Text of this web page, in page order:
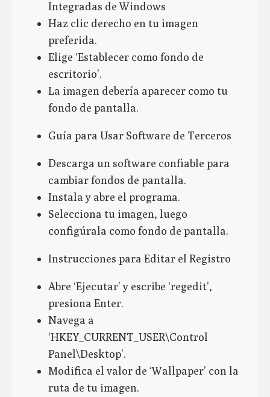
Integradas de Windows
Haz clic derecho en tu imagen
preferida.
Elige ‘Establecer como fondo de
escritorio’.
La imagen debería aparecer como tu
fondo de pantalla.
Guía para Usar Software de Terceros
Descarga un software confiable para
cambiar fondos de pantalla.
Instala y abre el programa.
Selecciona tu imagen, luego
configúrala como fondo de pantalla.
Instrucciones para Editar el Registro
Abre ‘Ejecutar’ y escribe ‘regedit’,
presiona Enter.
Navega a
‘HKEY_CURRENT_USER\Control
Panel\Desktop’.
Modifica el valor de ‘Wallpaper’ con la
ruta de tu imagen.